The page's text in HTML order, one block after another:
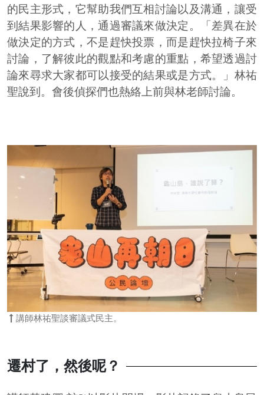
的民主形式，它幫助我們互相討論以及溝通，讓受
到結果影響的人，通過審議來做決定。「差異在於
做決定的方式，不是趕快投票，而是趕快拉椅子來
討論，了解彼此的觀點和考慮的重點，希望透過討
論來尋求大家都可以接受的結果或是方式。」林祐
聖說到。會後偵探們也熱絡上前與林老師討論。
講師林祐聖談審議式民主。
遷村了，然後呢？